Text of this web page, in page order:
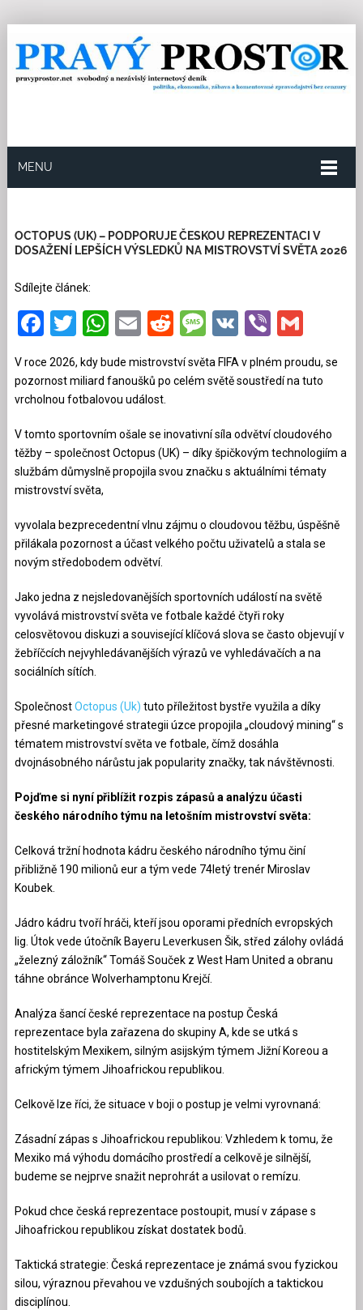
MENU
OCTOPUS (UK) – PODPORUJE ČESKOU REPREZENTACI V
DOSAŽENÍ LEPŠÍCH VÝSLEDKŮ NA MISTROVSTVÍ SVĚTA 2026
Sdílejte článek:
Facebook
Twitter
WhatsApp
EmailRedditMessage
VKViber
V roce 2026, kdy bude mistrovství světa FIFA v plném proudu, se
pozornost miliard fanoušků po celém světě soustředí na tuto
vrcholnou fotbalovou událost.
V tomto sportovním ošale se inovativní síla odvětví cloudového
těžby – společnost Octopus (UK) – díky špičkovým technologiím a
službám důmyslně propojila svou značku s aktuálními tématy
mistrovství světa,
vyvolala bezprecedentní vlnu zájmu o cloudovou těžbu, úspěšně
přilákala pozornost a účast velkého počtu uživatelů a stala se
novým středobodem odvětví.
Jako jedna z nejsledovanějších sportovních událostí na světě
vyvolává mistrovství světa ve fotbale každé čtyři roky
celosvětovou diskuzi a související klíčová slova se často objevují v
žebříčcích nejvyhledávanějších výrazů ve vyhledávačích a na
sociálních sítích.
SpolečnostOctopus (Uk) tuto příležitost bystře využila a díky
přesné marketingové strategii úzce propojila „cloudový mining“ s
tématem mistrovství světa ve fotbale, čímž dosáhla
dvojnásobného nárůstu jak popularity značky, tak návštěvnosti.
Pojďme si nyní přiblížit rozpis zápasů a analýzu účasti
českého národního týmu na letošním mistrovství světa:
Celková tržní hodnota kádru českého národního týmu činí
přibližně 190 milionů eur a tým vede 74letý trenér Miroslav
Koubek.
Jádro kádru tvoří hráči, kteří jsou oporami předních evropských
lig. Útok vede útočník Bayeru Leverkusen Šik, střed zálohy ovládá
„železný záložník“ Tomáš Souček z West Ham United a obranu
táhne obránce Wolverhamptonu Krejčí.
Analýza šancí české reprezentace na postup Česká
reprezentace byla zařazena do skupiny A, kde se utká s
hostitelským Mexikem, silným asijským týmem Jižní Koreou a
africkým týmem Jihoafrickou republikou.
Celkově lze říci, že situace v boji o postup je velmi vyrovnaná:
Zásadní zápas s Jihoafrickou republikou: Vzhledem k tomu, že
Mexiko má výhodu domácího prostředí a celkově je silnější,
budeme se nejprve snažit neprohrát a usilovat o remízu.
Pokud chce česká reprezentace postoupit, musí v zápase s
Jihoafrickou republikou získat dostatek bodů.
Taktická strategie: Česká reprezentace je známá svou fyzickou
silou, výraznou převahou ve vzdušných soubojích a taktickou
disciplínou.